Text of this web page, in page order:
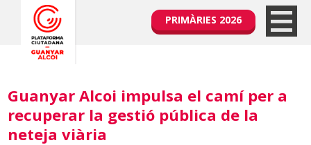
PRIMÀRIES 2026
Guanyar Alcoi impulsa el camí per a
recuperar la gestió pública de la
neteja viària